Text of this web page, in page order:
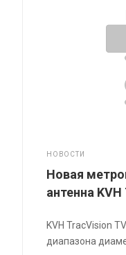
НОВОСТИ
Новая
антенна
KVH TracVision
диапазона